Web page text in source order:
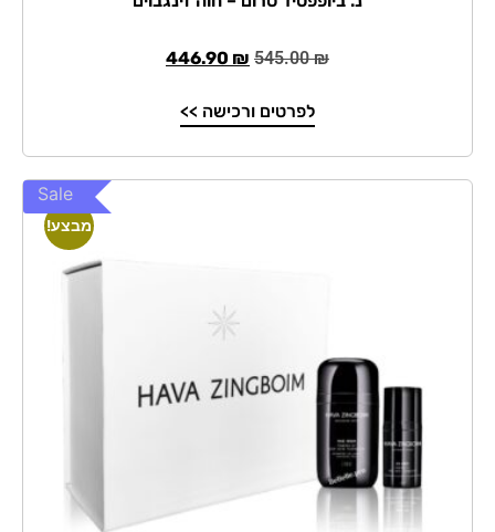
545.00₪
446.90 ₪
לפרטים ורכישה >>
מבצע!
Sale